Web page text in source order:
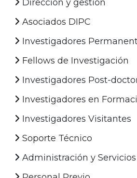
Dirección y gestión
Asociados DIPC
Investigadores
Fellows de Investigación
Investigadores Post-
Investigadores en
Investigadores Visitantes
Soporte Técnico
Administración y Servicios